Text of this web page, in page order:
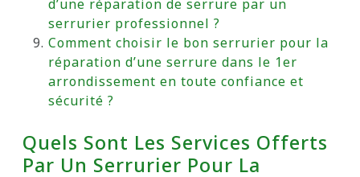
d’une réparation de serrure par un
serrurier professionnel ?
Comment choisir le bon serrurier pour la
réparation d’une serrure dans le 1er
arrondissement en toute confiance et
sécurité ?
Quels Sont Les Services Offerts
Par Un Serrurier Pour La